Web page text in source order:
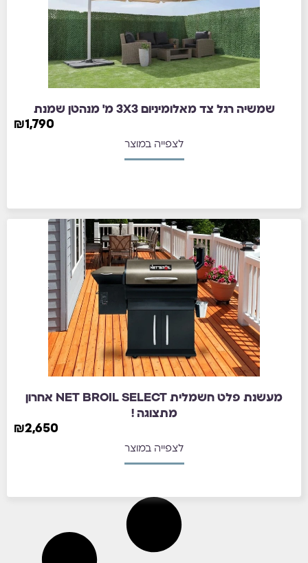
שמשיה רגל צד מאלומיניום 3X3 מ' מנהטן שמנת
₪1,790
לצפייה במוצר
מעשנת פלט חשמלית NET BROIL SELECT אחרון
מתצוגה !
₪2,650
לצפייה במוצר